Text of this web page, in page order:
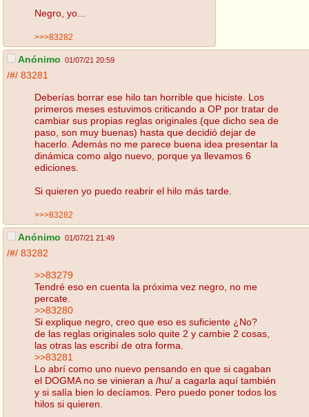
Negro, yo...
>>>83282
Anónimo 01/07/21 20:59
/#/ 83281
Deberías borrar ese hilo tan horrible que hiciste. Los
primeros meses estuvimos criticando a OP por tratar de
cambiar sus propias reglas originales (que dicho sea de
paso, son muy buenas) hasta que decidió dejar de
hacerlo. Además no me parece buena idea presentar la
dinámica como algo nuevo, porque ya llevamos 6
ediciones.
Si quieren yo puedo reabrir el hilo más tarde.
>>>83282
Anónimo 01/07/21 21:49
/#/ 83282
>>83279
Tendré eso en cuenta la próxima vez negro, no me
percate.
>>83280
Si explique negro, creo que eso es suficiente ¿No?
de las reglas originales solo quite 2 y cambie 2 cosas,
las otras las escribí de otra forma.
>>83281
Lo abrí como uno nuevo pensando en que si cagaban
el DOGMA no se vinieran a /hu/ a cagarla aquí también
y si salía bien lo decíamos. Pero puedo poner todos los
hilos si quieren.